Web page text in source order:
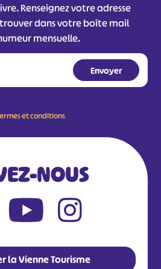
Renseignez votre adresse
dans votre boîte mail
mensuelle.
et conditions
NOUS
la Vienne Tourisme